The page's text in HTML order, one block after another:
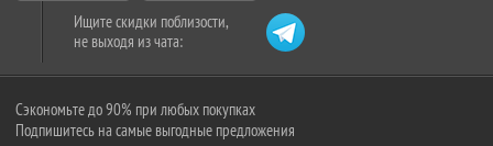
Ищите скидки поблизости,
не выходя из чата:
Сэкономьте до 90% при любых покупках
Подпишитесь на самые выгодные предложения